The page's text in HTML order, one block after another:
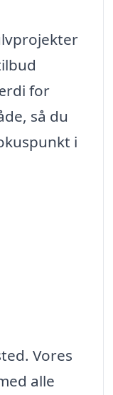
for
så du
i
Vores
alle